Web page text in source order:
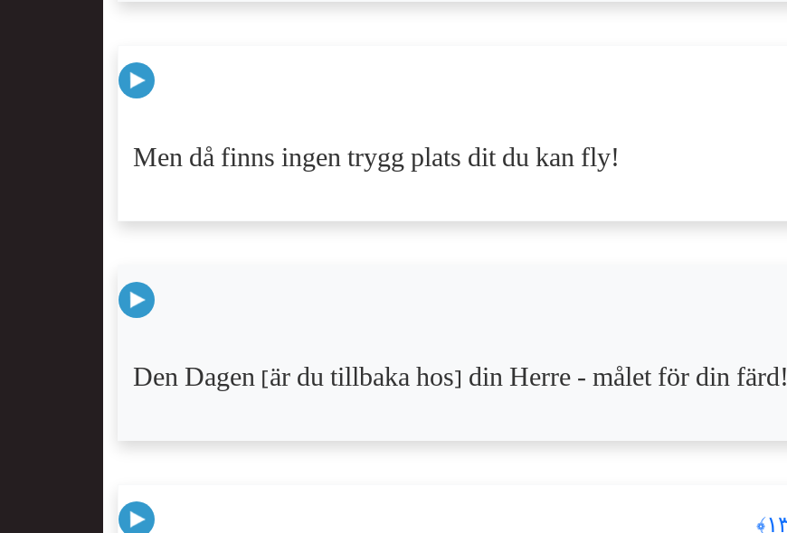
Men då finns ingen trygg plats dit du kan fly!
Den Dagen [är du tillbaka hos] din Herre - målet för din färd!